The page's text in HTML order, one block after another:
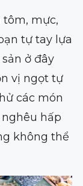
tôm, mực,
tự tay lựa
ở đây
vị ngọt tự
các món
hấp
không thể